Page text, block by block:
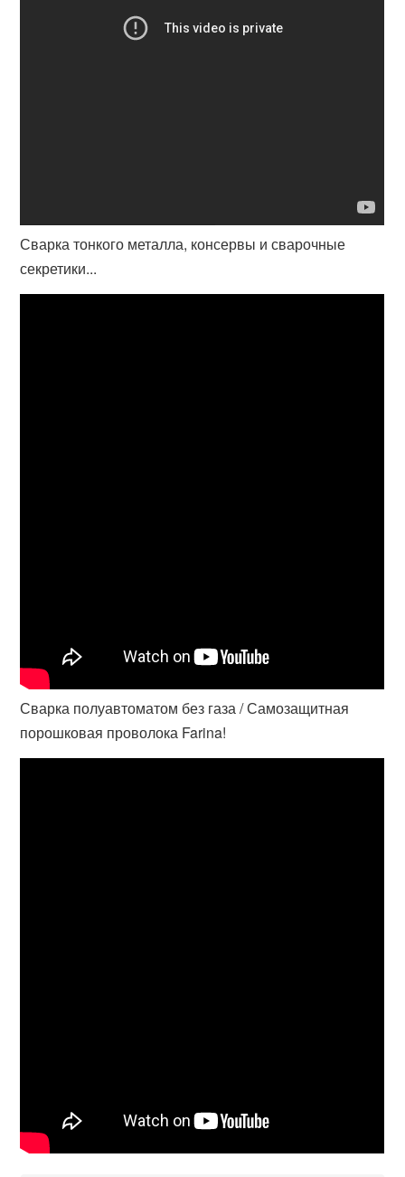
Сварка тонкого металла, консервы и сварочные
секретики...
Сварка полуавтоматом без газа / Самозащитная
порошковая проволока Farina!